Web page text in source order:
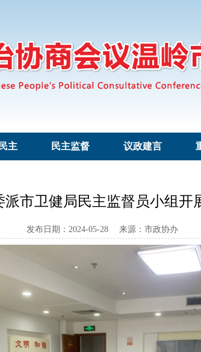
主 民主监督 议政建言
派市卫健局民主监督员小组开
发布日期：2024-05-28 来源：市政协办